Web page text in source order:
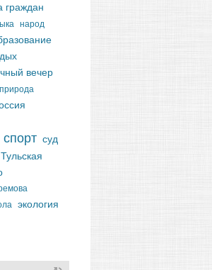
граждан
народ
вечер
природа
спорт суд
Тульская
экология